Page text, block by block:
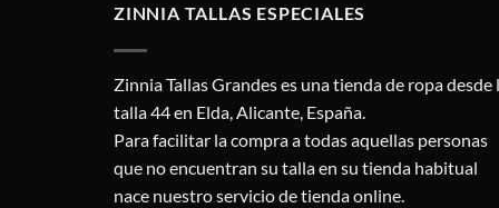
ZINNIA TALLAS ESPECIALES
Zinnia Tallas Grandes es una tienda de ropa desde
talla 44 en Elda, Alicante, España.
Para facilitar la compra a todas aquellas personas
que no encuentran su talla en su tienda habitual
nace nuestro servicio de tienda online.